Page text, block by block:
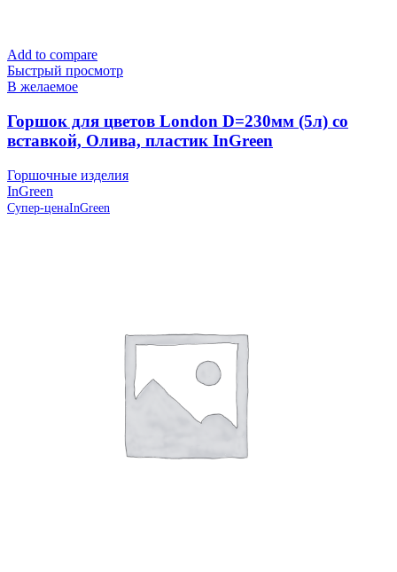
Add to compare
Быстрый просмотр
В желаемое
Горшок для цветов London D=230мм (5л) со
вставкой, Олива, пластик InGreen
Горшочные изделия
InGreen
Супер-ценаInGreen